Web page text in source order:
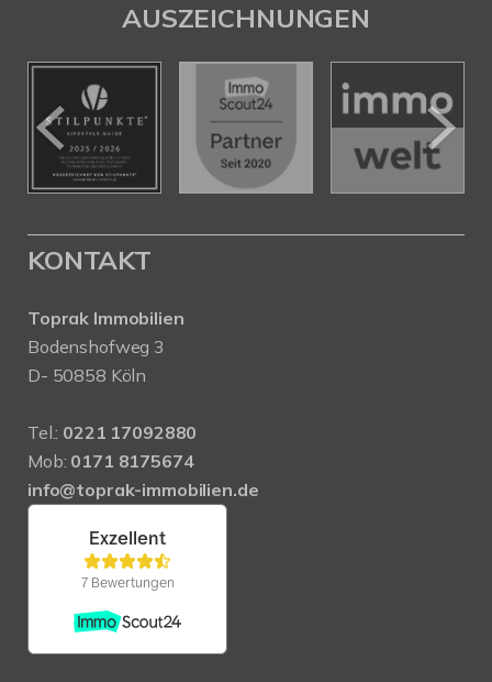
AUSZEICHNUNGEN
KONTAKT
Toprak Immobilien
Bodenshofweg 3
D- 50858 Köln
Tel.: 0221 17092880
Mob: 0171 8175674
info@toprak-immobilien.de